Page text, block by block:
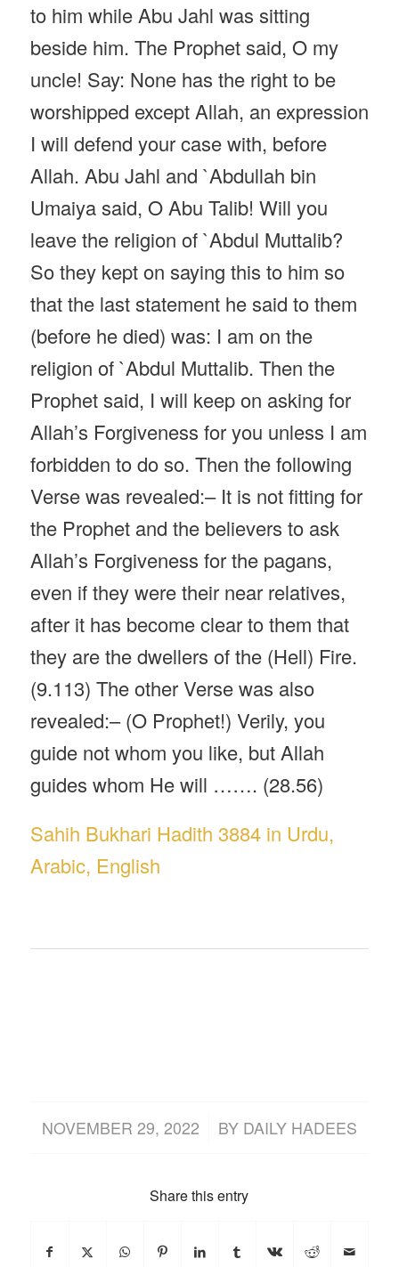
to him while Abu Jahl was sitting
beside him. The Prophet said, O my
uncle! Say: None has the right to be
worshipped except Allah, an expression
I will defend your case with, before
Allah. Abu Jahl and `Abdullah bin
Umaiya said, O Abu Talib! Will you
leave the religion of `Abdul Muttalib?
So they kept on saying this to him so
that the last statement he said to them
(before he died) was: I am on the
religion of `Abdul Muttalib. Then the
Prophet said, I will keep on asking for
Allah’s Forgiveness for you unless I am
forbidden to do so. Then the following
Verse was revealed:– It is not fitting for
the Prophet and the believers to ask
Allah’s Forgiveness for the pagans,
even if they were their near relatives,
after it has become clear to them that
they are the dwellers of the (Hell) Fire.
(9.113) The other Verse was also
revealed:– (O Prophet!) Verily, you
guide not whom you like, but Allah
guides whom He will ……. (28.56)
Sahih Bukhari Hadith 3884 in Urdu,
Arabic, English
NOVEMBER 29, 2022
/ BY DAILY HADEES
Share this entry